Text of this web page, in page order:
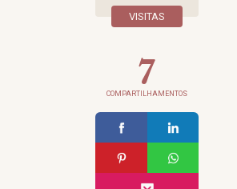
VISITAS
7
COMPARTILHAMENTOS